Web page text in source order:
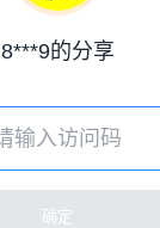
8***9的分享
确定